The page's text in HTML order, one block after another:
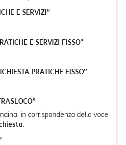
E SERVIZI”
E SERVIZI FISSO"
PRATICHE FISSO”
in corrispondenza della voce
.